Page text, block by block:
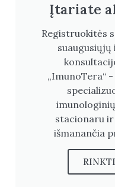
Įtariate
Registruokitės
„ImunoTera“
stacionaru ir
išmanančia